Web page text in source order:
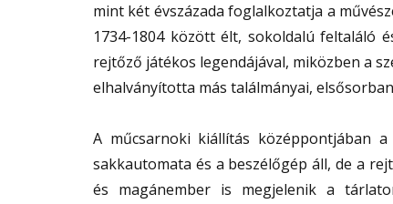
mint két évszázada foglalkoztatja a
1734-1804 között élt, sokoldalú feltaláló
rejtőző játékos legendájával, miközben a
elhalványította más találmányai,
A műcsarnoki kiállítás középpontjában
sakkautomata és a beszélőgép áll, de a
és magánember is megjelenik a